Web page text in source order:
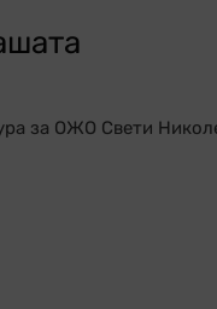
за ОЖО Свети